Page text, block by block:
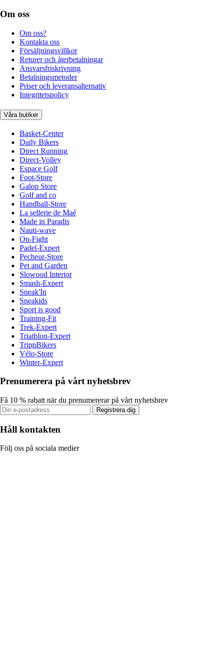
Om oss
Om oss?
Kontakta oss
Försäljningsvillkor
Returer och återbetalningar
Ansvarsfriskrivning
Betalningsmetoder
Priser och leveransalternativ
Integritetspolicy
Våra butiker
Basket-Center
Daily Bikers
Direct Running
Direct-Volley
Espace Golf
Foot-Store
Galop Store
Golf and co
Handball-Store
La sellerie de Maé
Made in Paradis
Nauti-wave
On-Fight
Padel-Expert
Pecheur-Store
Pet and Garden
Slowood Interior
Smash-Expert
Sneak'In
Sneakids
Sport is good
Training-Fit
Trek-Expert
Triathlon-Expert
TripnBikers
Vélo-Store
Winter-Expert
Prenumerera på vårt nyhetsbrev
Få 10 % rabatt när du prenumererar på vårt nyhetsbrev
Registrera dig
Håll kontakten
Följ oss på sociala medier